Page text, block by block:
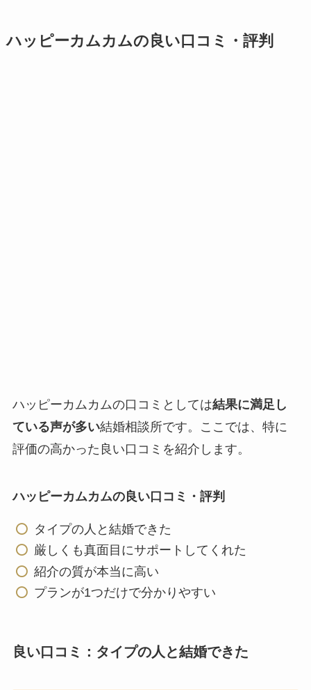
ハッピーカムカムの良い口コミ・評判
ハッピーカムカムの口コミとしては結果に満足し
ている声が多い結婚相談所です。ここでは、特に
評価の高かった良い口コミを紹介します。
ハッピーカムカムの良い口コミ・評判
タイプの人と結婚できた
厳しくも真面目にサポートしてくれた
紹介の質が本当に高い
プランが1つだけで分かりやすい
良い口コミ：タイプの人と結婚できた